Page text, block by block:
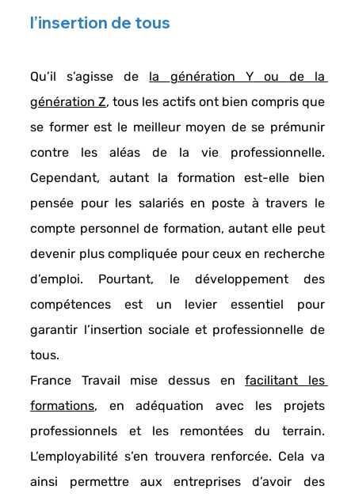
l’insertion de tous
Qu’il s’agisse de la génération Y
génération Z
, tous les actifs ont bien compris que
se former est le meilleur moyen de se prémunir
contre les aléas de la vie professionnelle.
Cependant, autant la formation est-elle bien
pensée pour les salariés en poste à travers le
compte personnel de formation, autant elle peut
devenir plus compliquée pour ceux en recherche
d’emploi. Pourtant, le développement des
compétences
est un levier essentiel pour
garantir l’insertion sociale et professionnelle de
tous.
France Travail mise dessus en facilitant les
formations, en adéquation avec les projets
L’employabilité s’en trouvera renforcée. Cela va
ainsi permettre aux entreprises d’avoir des